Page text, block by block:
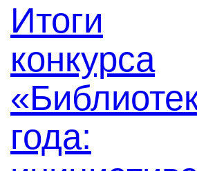
Итоги
конкурса
года: